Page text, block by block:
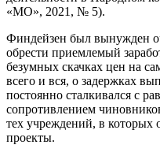
«МО», 2021, № 5).
Финдейзен был вынужден
обрести приемлемый
безумных скачках цен на
всего и вся, о задержках
постоянно сталкивался с
сопротивлением
тех учреждений, в которых
проекты.